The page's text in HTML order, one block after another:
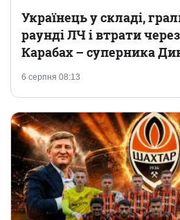
6 серпня 08:13
Українець у складі,
раунді ЛЧ і втрати
Карабах – суперника